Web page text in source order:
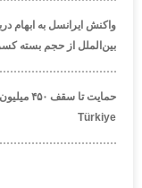
واکنش ایرانسل به ابهام
بین‌الملل از حجم بسته
Türkiye